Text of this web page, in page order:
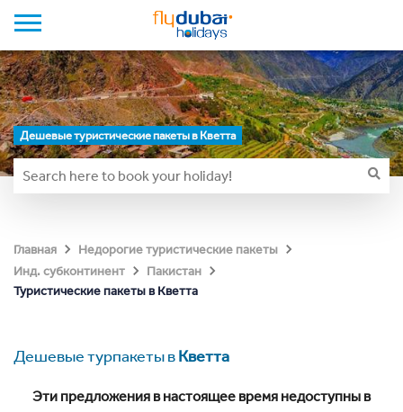
Дешевые туристические пакеты в Кветта
Главная
Недорогие туристические пакеты
Инд. субконтинент
Пакистан
Туристические пакеты в Кветта
Дешевые турпакеты вКветта
Эти предложения в настоящее время недоступны в